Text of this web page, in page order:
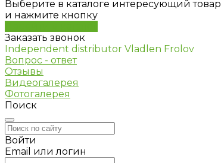
Выберите в каталоге интересующий товар
и нажмите кнопку
Заказать звонок
Independent distributor Vladlen Frolov
Вопрос - ответ
Отзывы
Видеогалерея
Фотогалерея
Поиск
Войти
Email или логин